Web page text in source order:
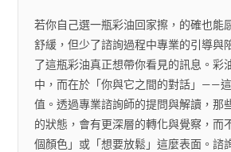
若你自己選一瓶彩油回家擦，的確也能
舒緩，但少了諮詢過程中專業的引導與
了這瓶彩油真正想帶你看見的訊息。彩
中，而在於「你與它之間的對話」——
值。透過專業諮詢師的提問與解讀，那
的狀態，會有更深層的轉化與覺察，而
個顏色」或「想要放鬆」這麼表面。諮